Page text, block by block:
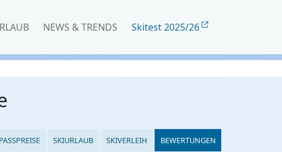
NEWS & TRENDS Skitest 2025/26
SKIURLAUB SKIVERLEIH BEWERTUNGEN